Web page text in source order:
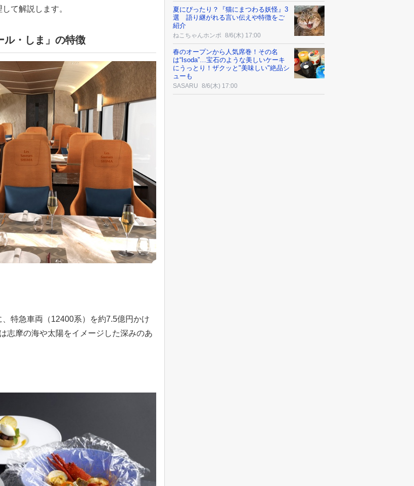
て解説します。
ル・しま」の特徴
特急車両（12400系）を約7.5億円かけ
志摩の海や太陽をイメージした深みのあ
夏にぴったり？『猫にまつわる妖怪』3
選 語り継がれる言い伝えや特徴をご
紹介
ねこちゃんホンポ 8/6(木) 17:00
春のオープンから人気席巻！その名
は“Isoda”…宝石のような美しいケーキ
にうっとり！ザクッと"美味しい"絶品シ
ューも
SASARU 8/6(木) 17:00